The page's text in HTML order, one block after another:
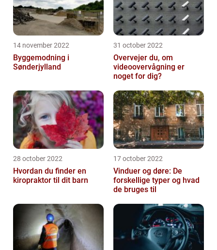
14 november 2022
Byggemodning i
Sønderjylland
31 october 2022
Overvejer du, om
videoovervågning er
noget for dig?
28 october 2022
Hvordan du finder en
kiropraktor til dit barn
17 october 2022
Vinduer og døre: De
forskellige typer og hvad
de bruges til